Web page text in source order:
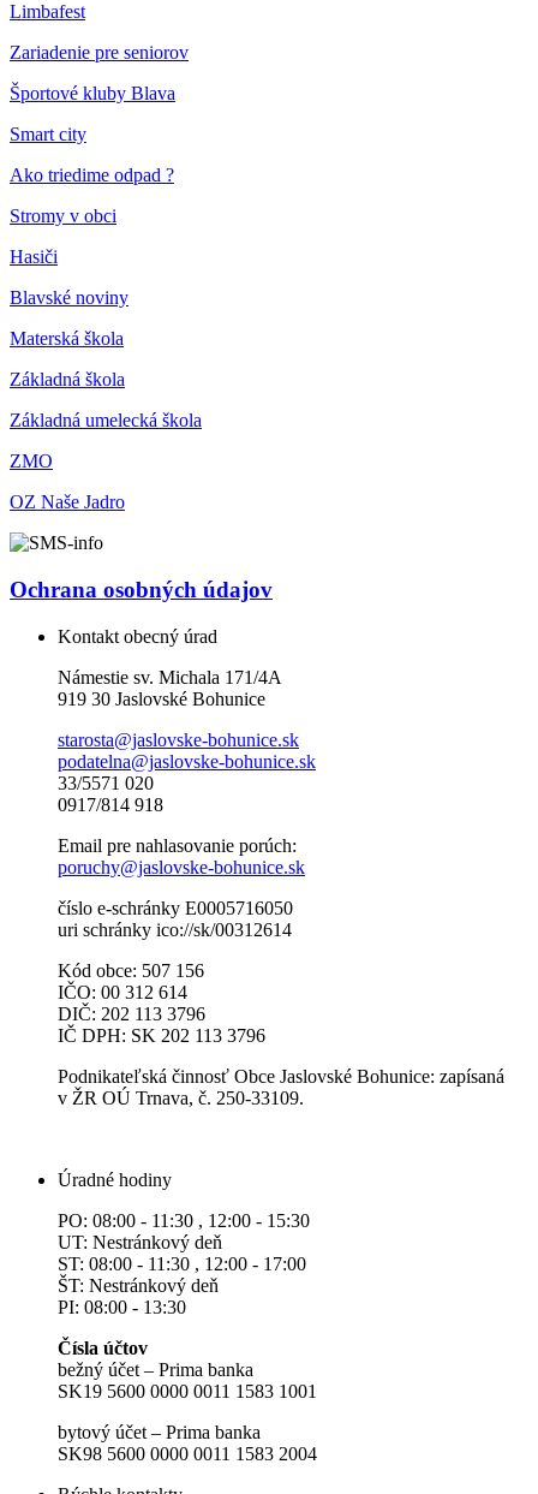
Limbafest
Zariadenie pre seniorov
Športové kluby Blava
Smart city
Ako triedime odpad ?
Stromy v obci
Hasiči
Blavské noviny
Materská škola
Základná škola
Základná umelecká škola
ZMO
OZ Naše Jadro
Ochrana osobných údajov
Kontakt obecný úrad
Námestie sv. Michala 171/4A
919 30 Jaslovské Bohunice
starosta@jaslovske-bohunice.sk
podatelna@jaslovske-bohunice.sk
33/5571 020
0917/814 918
Email pre nahlasovanie porúch:
poruchy@jaslovske-bohunice.sk
číslo e-schránky E0005716050
uri schránky ico://sk/00312614
Kód obce: 507 156
IČO: 00 312 614
DIČ: 202 113 3796
IČ DPH: SK 202 113 3796
Podnikateľská činnosť Obce Jaslovské Bohunice: zapísaná
v ŽR OÚ Trnava, č. 250-33109.
Úradné hodiny
PO: 08:00 - 11:30 , 12:00 - 15:30
UT: Nestránkový deň
ST: 08:00 - 11:30 , 12:00 - 17:00
ŠT: Nestránkový deň
PI: 08:00 - 13:30
Čísla účtov
bežný účet – Prima banka
SK19 5600 0000 0011 1583 1001
bytový účet – Prima banka
SK98 5600 0000 0011 1583 2004